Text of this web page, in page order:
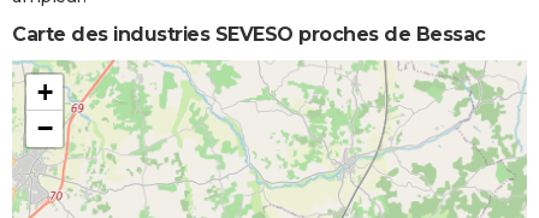
Carte des industries SEVESO proches de Bessac
+
−